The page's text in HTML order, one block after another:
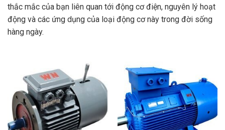
thắc mắc của bạn liên quan tới động cơ điện, nguyên lý hoạt
động và các ứng dụng của loại động cơ này trong đời sống
hàng ngày.